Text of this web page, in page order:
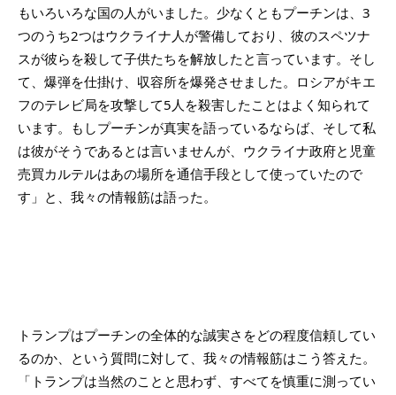
もいろいろな国の人がいました。少なくともプーチンは、3
つのうち2つはウクライナ人が警備しており、彼のスペツナ
スが彼らを殺して子供たちを解放したと言っています。そし
て、爆弾を仕掛け、収容所を爆発させました。ロシアがキエ
フのテレビ局を攻撃して5人を殺害したことはよく知られて
います。もしプーチンが真実を語っているならば、そして私
は彼がそうであるとは言いませんが、ウクライナ政府と児童
売買カルテルはあの場所を通信手段として使っていたので
す」と、我々の情報筋は語った。
トランプはプーチンの全体的な誠実さをどの程度信頼してい
るのか、という質問に対して、我々の情報筋はこう答えた。
「トランプは当然のことと思わず、すべてを慎重に測ってい